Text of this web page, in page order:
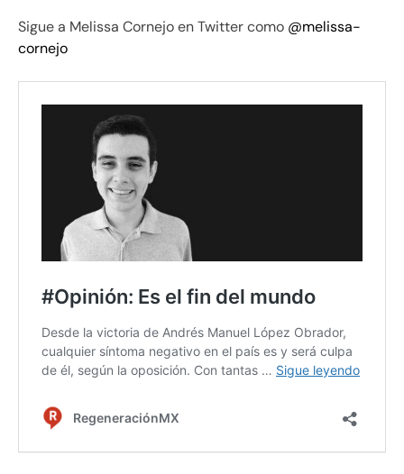
Sigue a Melissa Cornejo en Twitter como @melissa-
cornejo